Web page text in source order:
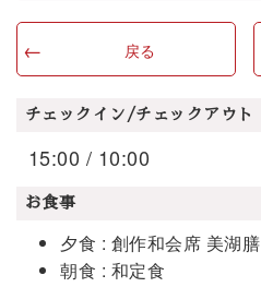
戻る
チェックイン/チェックアウト
15:00 / 10:00
お食事
夕食 : 創作和会席 美湖膳
朝食 : 和定食